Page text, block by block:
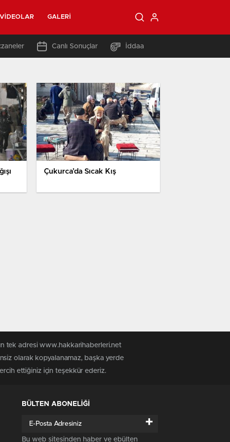
VIDEOLAR GALERI
Canlı Sonuçlar İddaa
Çukurca’da Sıcak Kış
tek adresi www.hakkarihaberleri.net
olarak kopyalanamaz, başka yerde
ettiğiniz için teşekkür ederiz.
BÜLTEN ABONELİĞİ
+
Bu web sitesinden haber ve ebülten